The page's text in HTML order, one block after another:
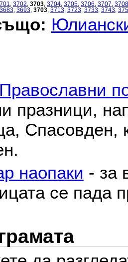
3702 3703 3704 3705 3706 3707 3708
3683 3693 3703 3713 3723 3733 3743
Православни
празници,
Спасовден,
наопаки - за
се пада